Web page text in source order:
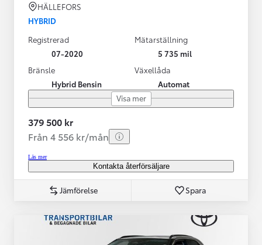
HÄLLEFORS
HYBRID
Registrerad
07-2020
Mätarställning
5 735 mil
Bränsle
Hybrid Bensin
Växellåda
Automat
Visa mer
379 500 kr
Från 4 556 kr/mån
Läs mer
Kontakta återförsäljare
Jämförelse Spara